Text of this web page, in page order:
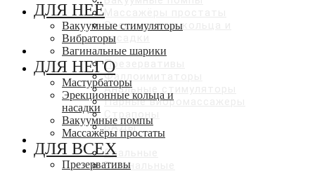
Эрекционные кольца и
насадки
ДЛЯ ВСЕХ
Презервативы
Фаллоимитаторы
Анальные стимуляторы
Парные вибромассажеры
БАДы
ЛУБРИКАНТЫ
Оральные
Вагинальные
ДЛЯ НЕЁ
Вакуумные стимуляторы
Вибраторы
Вагинальные шарики
ДЛЯ НЕГО
Мастурбаторы
Эрекционные кольца и
насадки
Вакуумные помпы
Массажёры простаты
ДЛЯ ВСЕХ
Презервативы